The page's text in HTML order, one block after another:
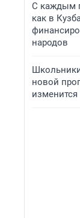
С каждым
как в
народов
новой
изменится